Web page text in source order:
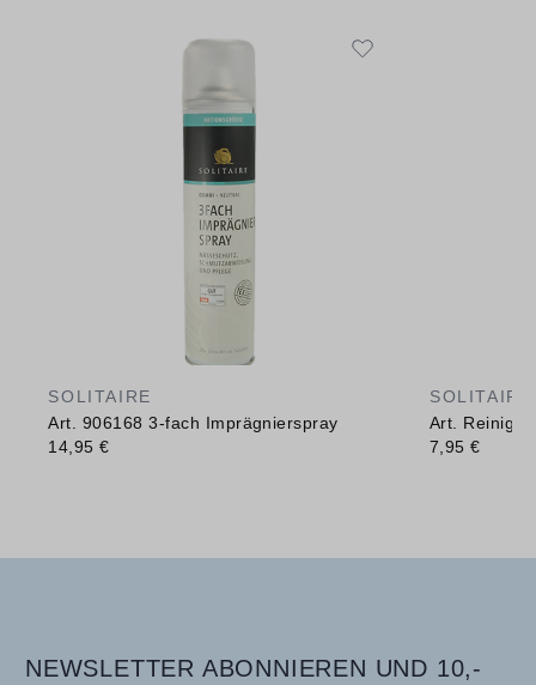
SOLITAIRE
Art. 906168 3-fach Imprägnierspray
14,95 €
SOLITAIRE
Art.
7,95 €
NEWSLETTER ABONNIEREN UND 10,-